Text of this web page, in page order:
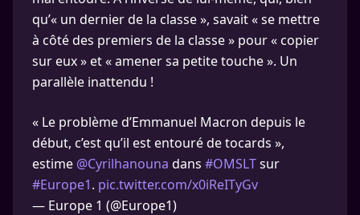
qu’« un dernier de la classe », savait « se mettre
à côté des premiers de la classe » pour « copier
sur eux » et « amener sa petite touche ». Un
parallèle inattendu !
« Le problème d’Emmanuel Macron depuis le
début, c’est qu’il est entouré de tocards »,
estime @Cyrilhanouna dans #OMSLTsur
#Europe1. pic.twitter.com/x0iReITyGv
— Europe 1 (@Europe1)